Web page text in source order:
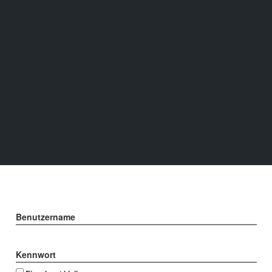
Benutzername
Kennwort